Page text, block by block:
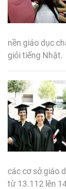
nền giáo dục
giỏi tiếng Nhật.
các cơ sở giáo
từ 13.112 lên